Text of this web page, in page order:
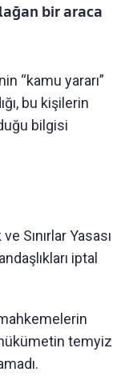
bir araca
“kamu yararı”
bu kişilerin
bilgisi
Sınırlar Yasası
iptal
temyiz